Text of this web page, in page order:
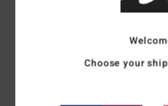
Baumwoll-/
Rundhalsausschnitt
Choose your